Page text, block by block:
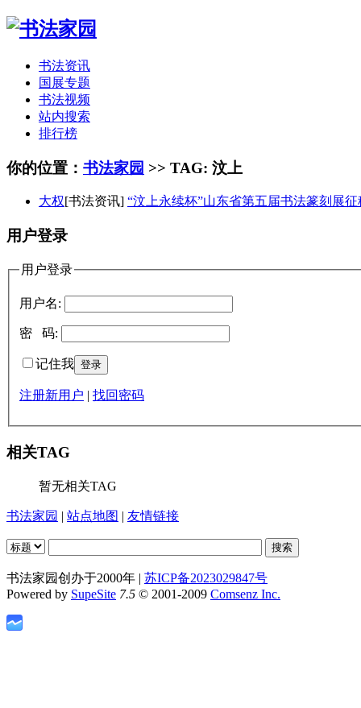
书法资讯
国展专题
书法视频
站内搜索
排行榜
你的位置： 书法家园 >> TAG: 汶上
大权[书法资讯] “汶上永续杯”山东省第五届书法篆刻展
用户登录
用户登录
用户名:
密 码:
记住我
注册新用户 | 找回密码
相关TAG
暂无相关TAG
书法家园 | 站点地图 | 友情链接
书法家园创办于2000年 | 苏ICP备2023029847号
Powered by SupeSite 7.5 © 2001-2009 Comsenz Inc.